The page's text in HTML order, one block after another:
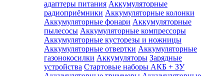
адаптеры питания Аккумуляторные
радиоприёмники Аккумуляторные колонки
Аккумуляторные фонари Аккумуляторные
пылесосы Аккумуляторные компрессоры
Аккумуляторные кусторезы и ножницы
Аккумуляторные отвертки Аккумуляторные
газонокосилки Аккумуляторы Зарядные
устройства Стартовые наборы АКБ + ЗУ